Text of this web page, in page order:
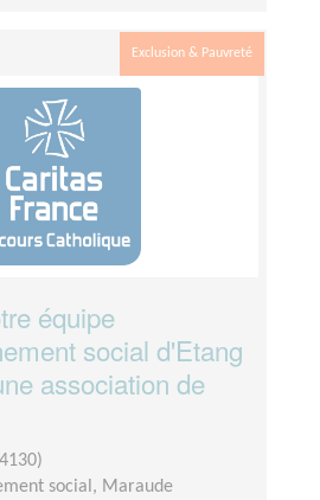
Exclusion & Pauvreté
équipe
social d'Etang
association de
social, Maraude